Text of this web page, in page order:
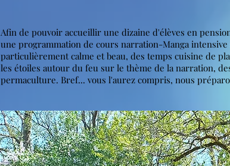
Afin de pouvoir accueillir une dizaine d'élèves en
une programmation de cours narration-Manga
particulièrement calme et beau, des temps cuisine de
les étoiles autour du feu sur le thème de la narration,
permaculture. Bref... vous l'aurez compris, nous